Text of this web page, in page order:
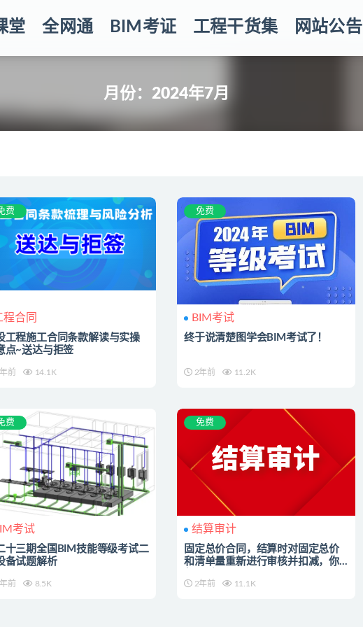
堂 全网通 BIM考证 工程干货集 网站公告
月份：2024年7月
费
程合同
工程施工合同条款解读与实操
点~送达与拒签
前 14.1K
免费
BIM考试
终于说清楚图学会BIM考试了！
2年前 11.2K
费
考试
十三期全国BIM技能等级考试二
备试题解析
前 8.5K
免费
结算审计
固定总价合同，结算时对固定总价
和清单量重新进行审核并扣减，你
2年前 11.1K